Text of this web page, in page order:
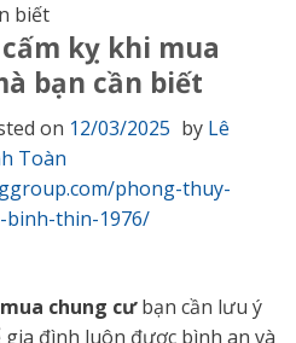
biết
kỵ khi mua
bạn cần biết
on 12/03/2025 by Lê
Toàn
chung cưbạn cần lưu ý
đình luôn được bình an và